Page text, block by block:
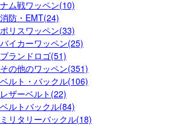
ナム戦ワッペン(10)
消防・EMT(24)
ポリスワッペン(33)
バイカーワッペン(25)
ブランドロゴ(51)
その他のワッペン(351)
ベルト・バックル(106)
レザーベルト(22)
ベルトバックル(84)
ミリタリーバックル(18)